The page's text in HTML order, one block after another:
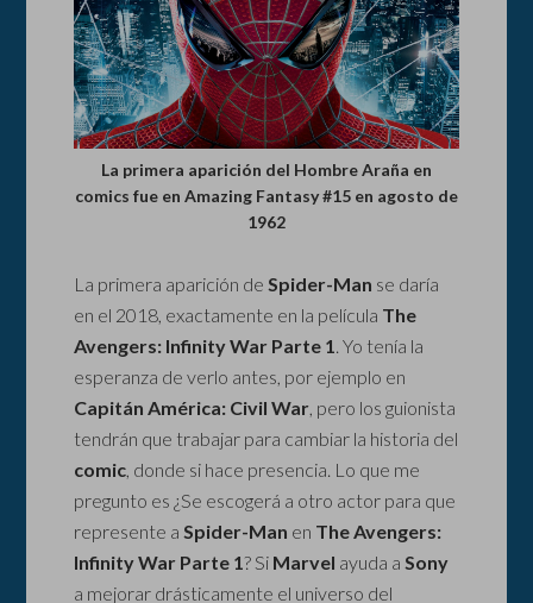
La primera aparición del Hombre Araña en
comics fue en Amazing Fantasy #15 en agosto de
1962
La primera aparición deSpider-Man se daría
en el 2018, exactamente en la película The
Avengers: Infinity War Parte 1. Yo tenía la
esperanza de verlo antes, por ejemplo en
Capitán América: Civil War, pero los guionista
tendrán que trabajar para cambiar la historia del
comic, donde si hace presencia. Lo que me
pregunto es ¿Se escogerá a otro actor para que
represente aSpider-Man en The Avengers:
Infinity War Parte 1? Si Marvel ayuda aSony
a mejorar drásticamente el universo del